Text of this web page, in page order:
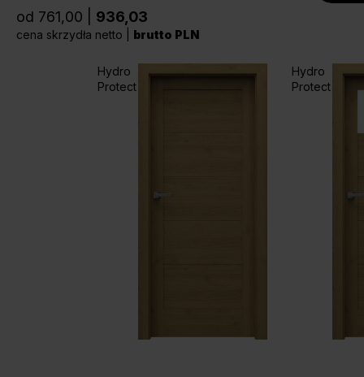
Kontakt
Pliki do pobrania
od 761,00 | 936,03
cena skrzydła netto | brutto PLN
Hydro
Protect
Hydro
Protect